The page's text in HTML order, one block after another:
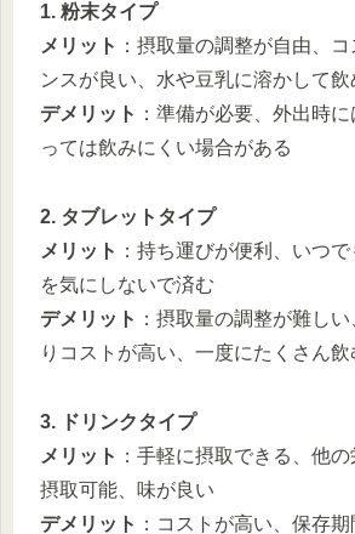
1. 粉末タイプ
メリット ：摂取量の調整が自由、
ンスが良い、水や豆乳に溶かして飲
デメリット ：準備が必要、外出時
っては飲みにくい場合がある
2. タブレットタイプ
メリット ：持ち運びが便利、いつ
を気にしないで済む
デメリット ：摂取量の調整が難し
りコストが高い、一度にたくさん
3. ドリンクタイプ
メリット ：手軽に摂取できる、他
摂取可能、味が良い
デメリット ：コストが高い、保存